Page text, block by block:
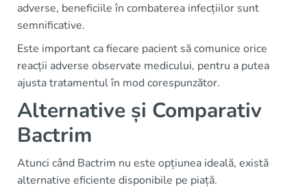
adverse, beneficiile în combaterea infecțiilor sunt
semnificative.
Este important ca fiecare pacient să comunice orice
reacții adverse observate medicului, pentru a putea
ajusta tratamentul în mod corespunzător.
Alternative și Comparativ
Bactrim
Atunci când Bactrim nu este opțiunea ideală, există
alternative eficiente disponibile pe piață.